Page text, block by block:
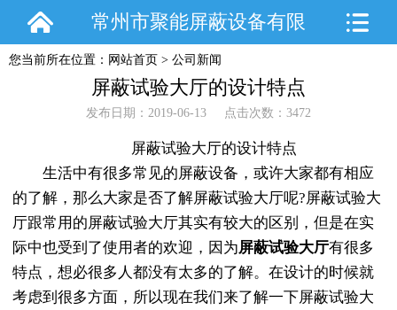
常州市聚能屏蔽设备有限
公司
您当前所在位置： 网站首页 > 公司新闻
屏蔽试验大厅的设计特点
发布日期：2019-06-13 点击次数：3472
屏蔽试验大厅的设计特点
生活中有很多常见的屏蔽设备，或许大家都有相应
的了解，那么大家是否了解屏蔽试验大厅呢?屏蔽试验大
厅跟常用的屏蔽试验大厅其实有较大的区别，但是在实
际中也受到了使用者的欢迎，因为屏蔽试验大厅有很多
特点，想必很多人都没有太多的了解。在设计的时候就
考虑到很多方面，所以现在我们来了解一下屏蔽试验大